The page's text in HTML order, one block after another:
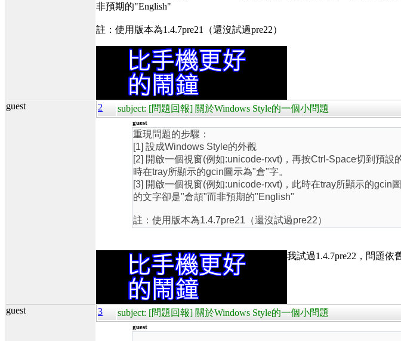
非預期的"English"
註：使用版本為1.4.7pre21（還沒試過pre22）
guest 2 subject: [問題回報] 關於Windows Style的一個小問題
guest
重現問題的步驟：
[1] 設成Windows Style的外觀
[2] 開啟一個視窗(例如:unicode-rxvt)，再按Ctrl-Space切到預
時在tray所顯示的gcin圖示為"倉"字。
[3] 開啟一個視窗(例如:unicode-rxvt)，此時在tray所顯示的
的文字卻是"倉頡"而非預期的"English"
註：使用版本為1.4.7pre21（還沒試過pre22）
我試過1.4.7pre22，問題依
guest 3 subject: [問題回報] 關於Windows Style的一個小問題
guest